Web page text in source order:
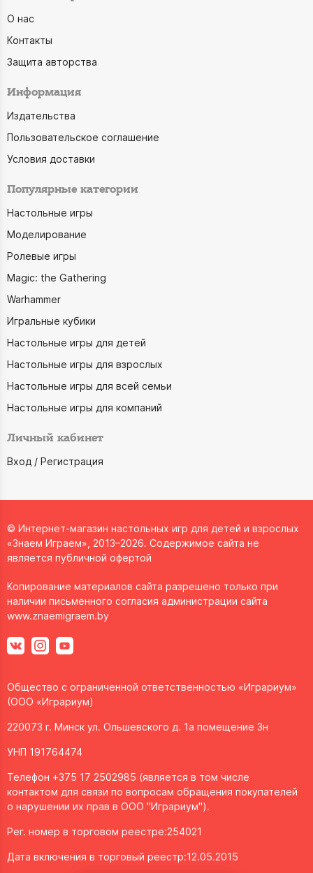
О нас
Контакты
Защита авторства
Информация
Издательства
Пользовательское соглашение
Условия доставки
Популярные категории
Настольные игры
Моделирование
Ролевые игры
Magic: the Gathering
Warhammer
Игральные кубики
Настольные игры для детей
Настольные игры для взрослых
Настольные игры для всей семьи
Настольные игры для компаний
Личный кабинет
Вход / Регистрация
© Интернет-магазин настольных игр для детей и взрослых
«Знаем Играем», 2013–2026. Содержимое сайта не
является публичной офертой
Копирование материалов сайта разрешено только при
наличии письменного согласия администрации сайта
www.znaemigraem.by
Общество с ограниченной ответственностью «Играриум»
(ООО «Играриум)
220073 г. Минск ул. Ольшевского д. 1а помещение 3н
УНП 191764474
Телефон +375 17 2502985 (является в том числе
контактом для связи по вопросам обращения покупателей
о нарушении их прав в ООО "Играриум").
Рег. номер в торговом реестре:254021
Дата включения в торговый реестр:12.05.2015